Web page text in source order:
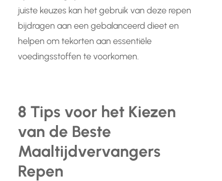
juiste keuzes kan het gebruik van deze repen
bijdragen aan een gebalanceerd dieet en
helpen om tekorten aan essentiële
voedingsstoffen te voorkomen.
8 Tips voor het Kiezen
van de Beste
Maaltijdvervangers
Repen